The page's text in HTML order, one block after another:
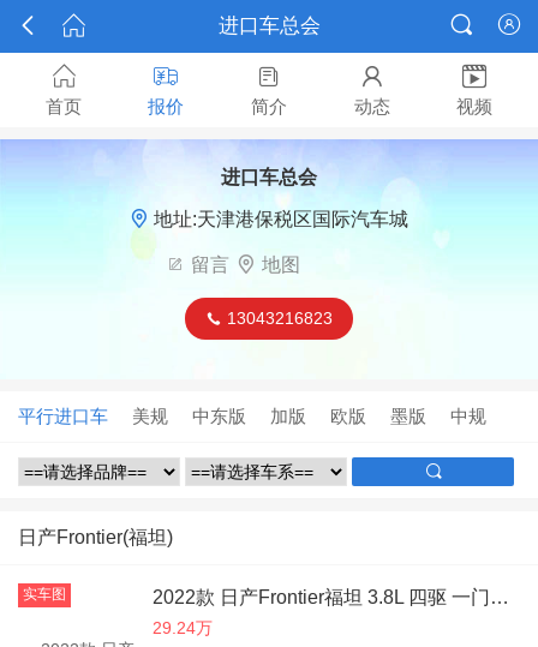
  进口车总会 


首页

报价

简介

动态

视频
进口车总会
 地址:天津港保税区国际汽车城
 留言  地图
 13043216823
平行进口车 美规 中东版 加版 欧版 墨版 中规

日产Frontier(福坦)
实车图 2022款 日产Frontier福坦 3.8L 四驱 一门半 S
29.24万